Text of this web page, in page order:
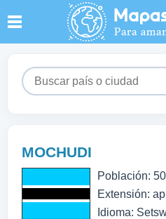
MOCHUDI
Población:
Extensión:
Idioma: